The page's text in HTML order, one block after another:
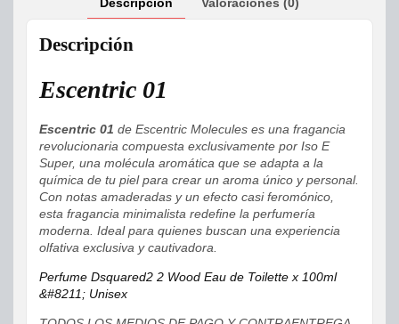
Descripción
Escentric 01
Escentric 01 de Escentric Molecules es una fragancia
revolucionaria compuesta exclusivamente por Iso E
Super, una molécula aromática que se adapta a la
química de tu piel para crear un aroma único y personal.
Con notas amaderadas y un efecto casi feromónico,
esta fragancia minimalista redefine la perfumería
moderna. Ideal para quienes buscan una experiencia
olfativa exclusiva y cautivadora.
Perfume Dsquared2 2 Wood Eau de Toilette x 100ml
&#8211; Unisex